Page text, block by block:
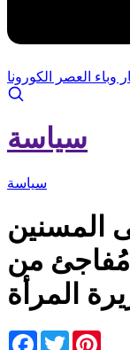
وباء العصر الكورونا
سياسة
سياسة
المسنين
مُفاجئ من
Facebook
Twitter